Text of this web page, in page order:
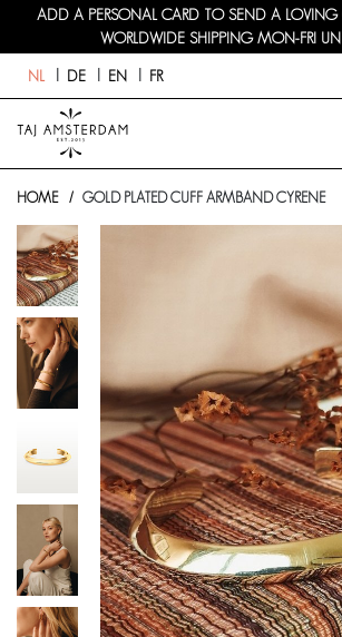
ADD A PERSONAL CARD TO SEND A
WORLDWIDE SHIPPING MON-FRI
NL DE EN FR
HOME GOLD PLATED CUFF ARMBAND CYRENE